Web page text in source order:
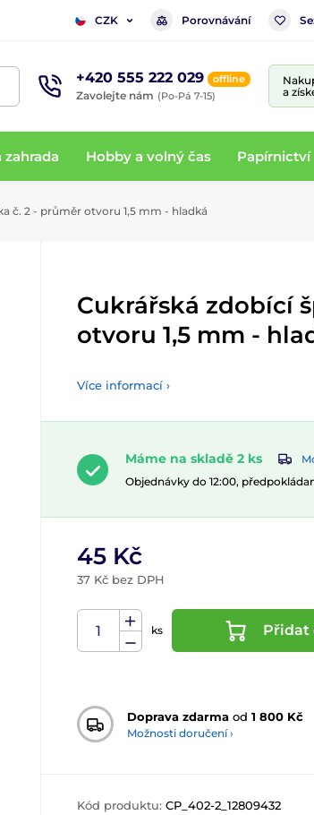
CZK Porovnávání
+420 555 222 029 offline
Zavolejte nám (Po-Pá 7-15)
a
zahrada Hobby a volný čas Papírnictví
č. 2 - průměr otvoru 1,5 mm - hladká
Cukrářská zdobící
otvoru 1,5 mm -
Více informací ›
Máme na skladě 2 ks
Objednávky do 12:00,
45 Kč
37 Kč bez DPH
ks Přidat
Doprava zdarma od 1 800 Kč
Možnosti doručení ›
Kód produktu: CP_402-2_12809432